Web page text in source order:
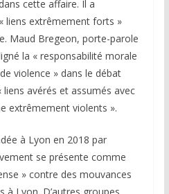
cette affaire. Il a
liens extrêmement forts »
Maud Bregeon, porte-parole
la « responsabilité morale
violence » dans le débat
avérés et assumés avec
extrêmement violents ».
à Lyon en 2018 par
se présente comme
» contre des mouvances